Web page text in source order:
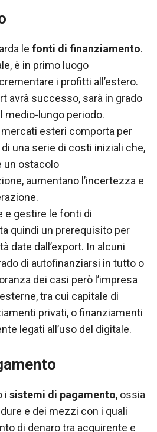
le fonti di finanziamento.
è in primo luogo
i profitti all’estero.
avrà successo, sarà in grado
medio-lungo periodo.
mercati esteri comporta per
di una serie di costi iniziali che,
un ostacolo
aumentano l’incertezza e
e gestire le fonti di
quindi un prerequisito per
date dall’export. In alcuni
di autofinanziarsi in tutto o
dei casi però l’impresa
tra cui capitale di
privati, o finanziamenti
legati all’uso del digitale.
i sistemi di pagamento, ossia
e dei mezzi con i quali
di denaro tra acquirente e